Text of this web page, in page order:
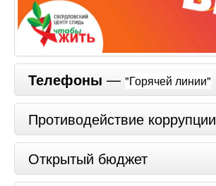
Телефоны — "Горячей линии"
Противодействие коррупции
Открытый бюджет